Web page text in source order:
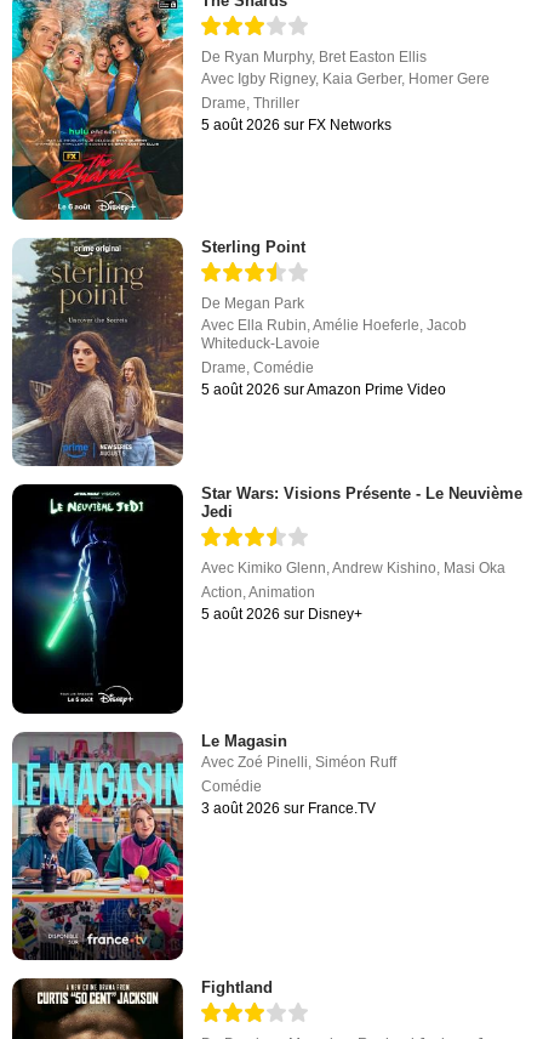
De Ryan Murphy, Bret Easton Ellis
Avec Igby Rigney, Kaia Gerber, Homer Gere
Drame ,Thriller
5 août 2026 sur FX Networks
Sterling Point
De Megan Park
Avec Ella Rubin,Amélie Hoeferle,Jacob
Whiteduck-Lavoie
Drame,Comédie
5 août 2026 sur Amazon Prime Video
Star Wars: Visions Présente - Le Neuvième
Jedi
Avec Kimiko Glenn,Andrew Kishino, Masi Oka
Action,Animation
5 août 2026 sur Disney+
Le Magasin
AvecZoé Pinelli ,Siméon Ruff
Comédie
3 août 2026 sur France.TV
Fightland